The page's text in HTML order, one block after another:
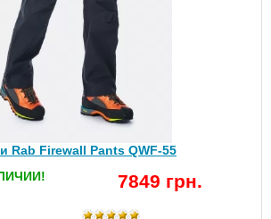
Rab Firewall Pants QWF-55
7849 грн.